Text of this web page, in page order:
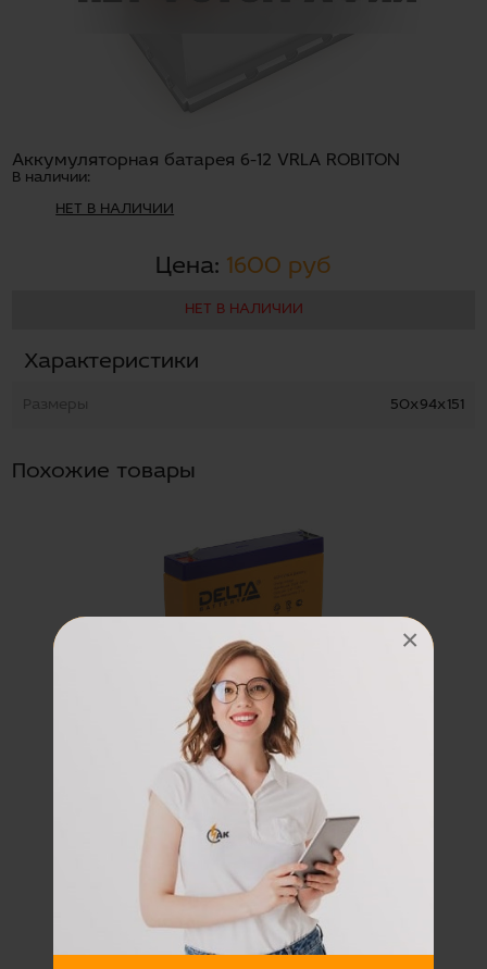
×
Аккумуляторная батарея 6-12 VRLA ROBITON
В наличии:
НЕТ В НАЛИЧИИ
Цена: 1600 руб
НЕТ В НАЛИЧИИ
Характеристики
Размеры 50х94х151
Похожие товары
Аккумуляторная батарея
607 DTM DELTA
34x100x151 мм
Наличие:Есть
Подробнее